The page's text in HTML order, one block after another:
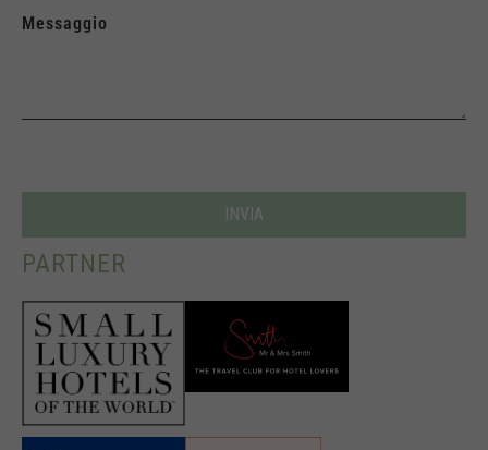
Messaggio
PARTNER